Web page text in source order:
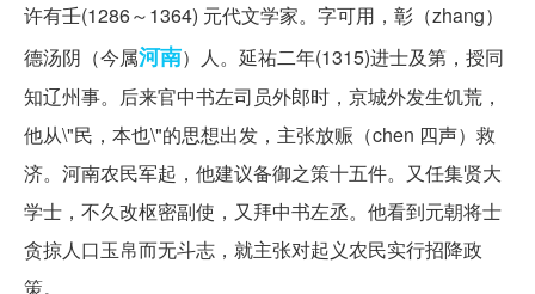
许有壬(1286～1364) 元代文学家。字可用，彰（zhang）
德汤阴（今属河南）人。延祐二年(1315)进士及第，授同
知辽州事。后来官中书左司员外郎时，京城外发生饥荒，
他从\"民，本也\"的思想出发，主张放赈（chen 四声）救
济。河南农民军起，他建议备御之策十五件。又任集贤大
学士，不久改枢密副使，又拜中书左丞。他看到元朝将士
贪掠人口玉帛而无斗志，就主张对起义农民实行招降政
策。